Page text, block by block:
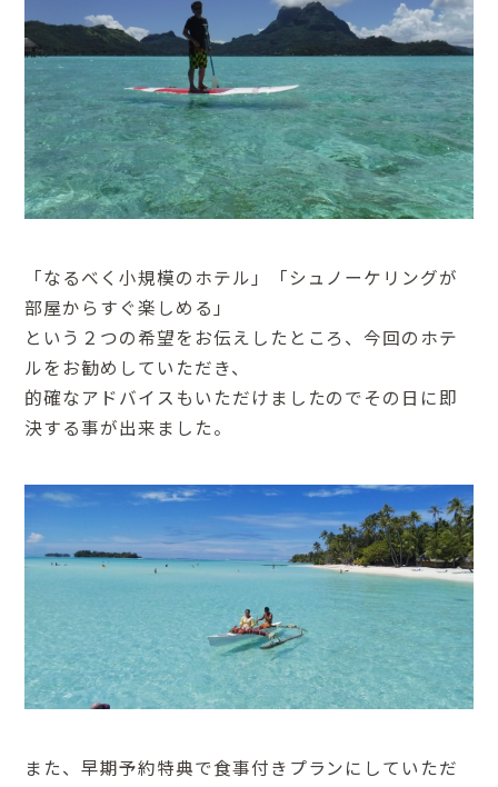
「なるべく小規模のホテル」「シュノーケリングが
部屋からすぐ楽しめる」
という２つの希望をお伝えしたところ、今回のホテ
ルをお勧めしていただき、
的確なアドバイスもいただけましたのでその日に即
決する事が出来ました。
また、早期予約特典で食事付きプランにしていただ